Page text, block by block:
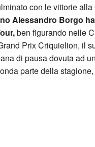
con le vittorie
Alessandro Borgo
ben figurando nelle
Prix Criquielion, il
di pausa dovuta ad
parte della